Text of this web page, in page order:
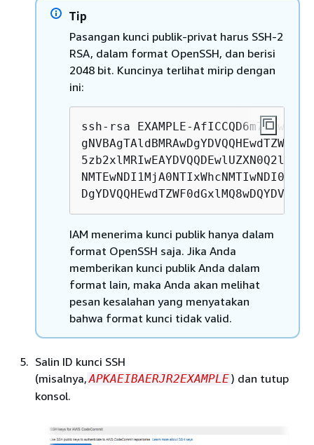
Tip
Pasangan kunci publik-privat harus SSH-2
RSA, dalam format OpenSSH, dan berisi
2048 bit. Kuncinya terlihat mirip dengan
ini:
ssh-rsa EXAMPLE-
IAM menerima kunci publik hanya dalam
format OpenSSH saja. Jika Anda
memberikan kunci publik Anda dalam
format lain, maka Anda akan melihat
pesan kesalahan yang menyatakan
bahwa format kunci tidak valid.
Salin ID kunci SSH
(misalnya, APKAEIBAERJR2EXAMPLE) dan tutup
konsol.